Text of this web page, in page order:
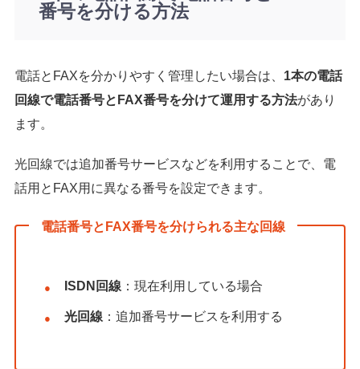
番号を分ける方法
電話とFAXを分かりやすく管理したい場合は、 1本の電話
回線で電話番号とFAX番号を分けて運用する方法があり
ます。
光回線では追加番号サービスなどを利用することで、電
話用とFAX用に異なる番号を設定できます。
電話番号とFAX番号を分けられる主な回線
ISDN回線：現在利用している場合
光回線：追加番号サービスを利用する